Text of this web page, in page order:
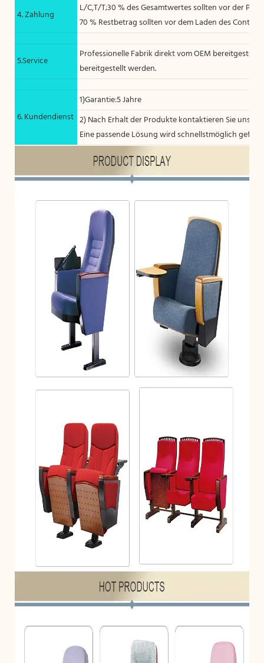
4. Zahlung
L/C,T/T;30 % des Gesamtwertes sollten vor der
70 % Restbetrag sollten vor dem Laden des
5.Service
Professionelle Fabrik direkt vom OEM
bereitgestellt werden.
6. Kundendienst
1)Garantie:5 Jahre
2) Nach Erhalt der Produkte kontaktieren Sie uns,
Eine passende Lösung wird schnellstmöglich